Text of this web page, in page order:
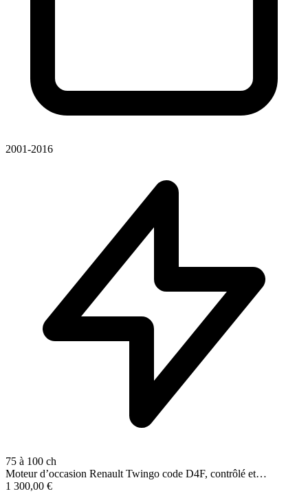
2001-2016
75 à 100 ch
Moteur d’occasion Renault Twingo code D4F, contrôlé et…
1 300,00 €